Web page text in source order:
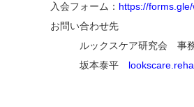
入会フォーム： https://
お問い合わせ先
ルックスケア研究会 事
坂本泰平